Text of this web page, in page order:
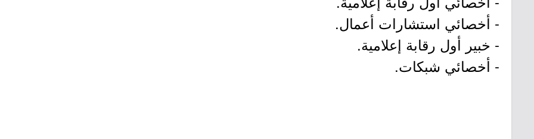
- أخصائي استشارات أعمال.
- خبير أول رقابة إعلامية.
- أخصائي شبكات.